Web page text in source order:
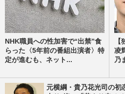
NHK職員への性加害で“出禁”食
らった〈5年前の番組出演者〉特
定が進むも、ネット...
凌
乃
元横綱・貴乃花光司の初